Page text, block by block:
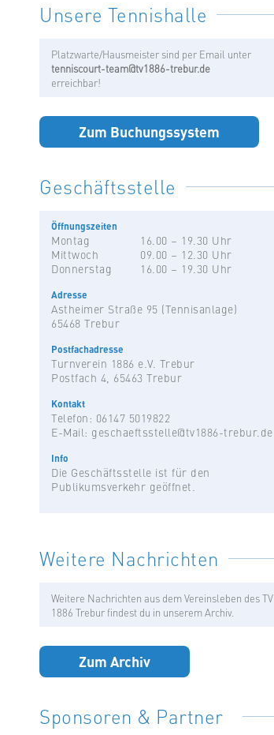
Unsere Tennishalle
Platzwarte/Hausmeister sind per Email unter
tenniscourt-team@tv1886-trebur.de
erreichbar!
Zum Buchungssystem
Geschäftsstelle
Öffnungszeiten
Montag
16.00 – 19.30 Uhr
Mittwoch
09.00 – 12.30 Uhr
Donnerstag
16.00 – 19.30 Uhr
Adresse
Astheimer Straße 95 (Tennisanlage)
65468 Trebur
Postfachadresse
Turnverein 1886 e.V. Trebur
Postfach 4, 65463 Trebur
Kontakt
Telefon: 06147 5019822
E-Mail: geschaeftsstelle@tv1886-trebur.de
Info
Die Geschäftsstelle ist für den
Publikumsverkehr geöffnet.
Weitere Nachrichten
Weitere Nachrichten aus dem Vereinsleben des TV
1886 Trebur findest du in unserem Archiv.
Zum Archiv
Sponsoren & Partner